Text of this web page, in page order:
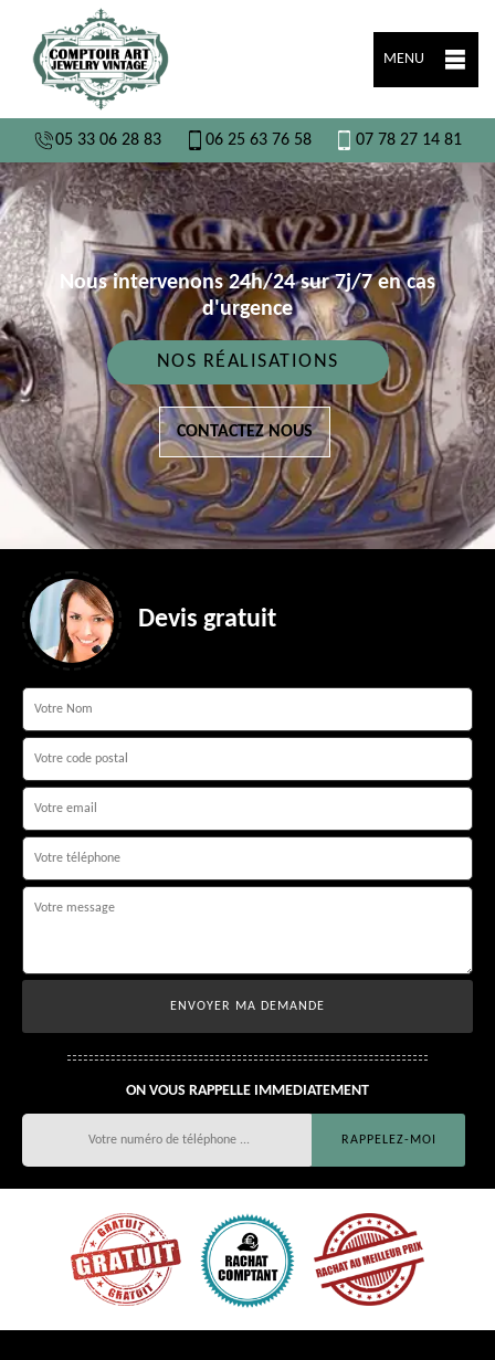
MENU
05 33 06 28 83 06 25 63 76 58 07 78 27 14 81
Nous intervenons 24h/24 sur 7j/7 en cas
d'urgence
NOS RÉALISATIONS
CONTACTEZ NOUS
Devis gratuit
ON VOUS RAPPELLE IMMEDIATEMENT